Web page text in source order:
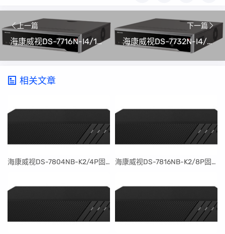
上一篇
海康威视DS-7716N-I4/16P升级包V4.74.210 build 240108
下一篇
海康威视DS-7732N-I4/24P升级包V4.74.210 build 240108
相关文章
​海康威视DS-7804NB-K2/4P固件升级包V4.30.097build240401 ​海康威视DS-7816NB-K2/8P固件升级包V4.30.097build240401